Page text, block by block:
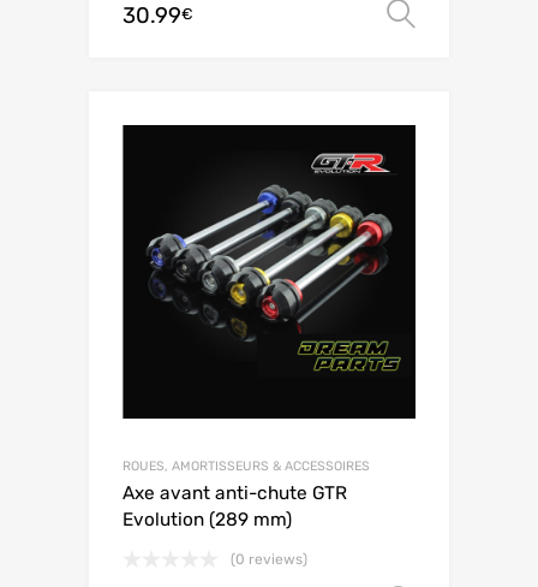
30.99€
ROUES, AMORTISSEURS & ACCESSOIRES
Axe avant anti-chute GTR
Evolution (289 mm)
(0 reviews)